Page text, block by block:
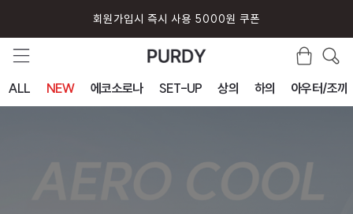
회원가입시 즉시 사용 5000원 쿠폰
ALL NEW 에코소로나 SET-UP 상의 하의 아우터/조끼